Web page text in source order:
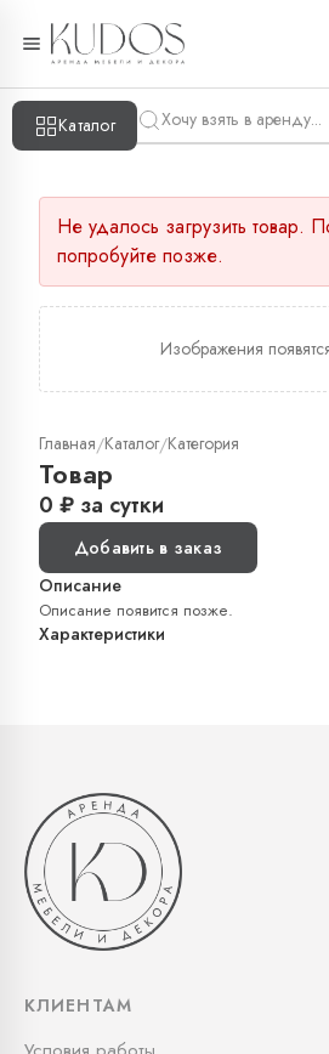
Каталог
Не удалось загрузить товар.
попробуйте позже.
Изображения
Главная/Каталог/Категория
Товар
0 ₽ за сутки
Добавить в заказ
Описание
Описание появится позже.
Характеристики
КЛИЕНТАМ